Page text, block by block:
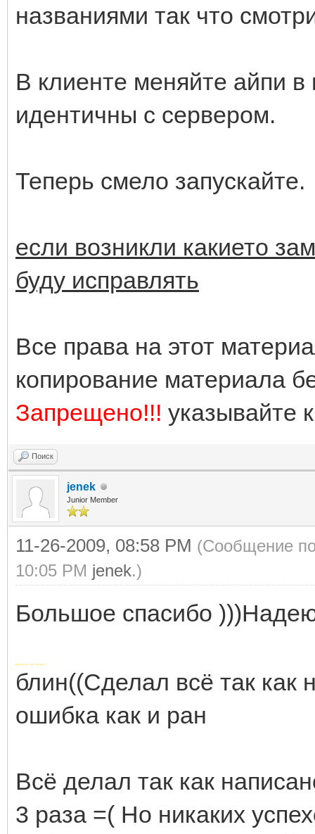
названиями так что
В клиенте меняйте айпи
идентичны с сервером.
Теперь смело запускайте.
если возникли какието
буду исправлять
Все права на этот
копирование материала
Запрещено!!! указывайте
Поиск
jenek
Junior Member
11-26-2009, 08:58 PM (Сообщение
10:05 PM jenek.)
Большое спасибо
Добавлено через 48 минут
блин((Сделал всё так как
ошибка как и ран
Всё делал так как
3 раза =( Но никаких